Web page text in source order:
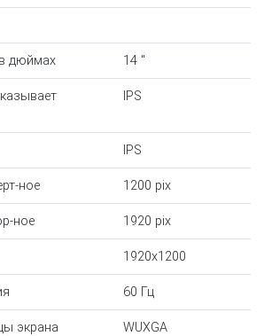
дюймах 14 "
IPS
IPS
ное 1200 pix
ное 1920 pix
1920x1200
60 Гц
экрана WUXGA